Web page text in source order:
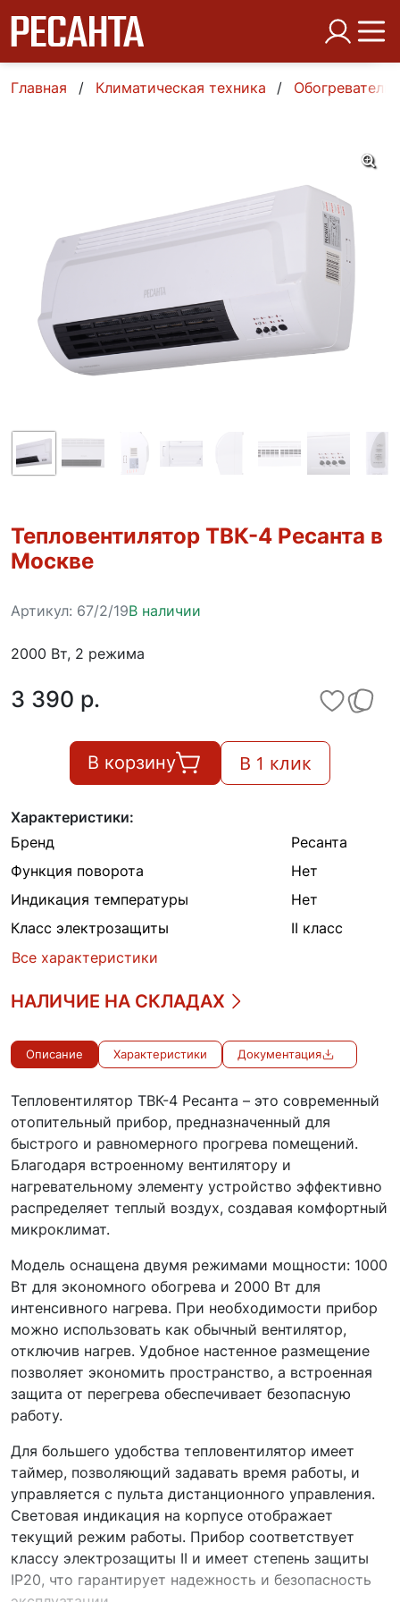
Главная Климатическая техника Обогреватели
Тепловентилятор ТВК-4 Ресанта в
Москве
Артикул: 67/2/19В наличии
2000 Вт, 2 режима
3 390 p.
В корзину В 1 клик
Характеристики:
Бренд
Ресанта
Функция поворота
Нет
Индикация температуры
Нет
Класс электрозащиты
II класс
Все характеристики
НАЛИЧИЕ НА СКЛАДАХ
Описание Характеристики Документация
Тепловентилятор ТВК-4 Ресанта – это современный
отопительный прибор, предназначенный для
быстрого и равномерного прогрева помещений.
Благодаря встроенному вентилятору и
нагревательному элементу устройство эффективно
распределяет теплый воздух, создавая комфортный
микроклимат.
Модель оснащена двумя режимами мощности: 1000
Вт для экономного обогрева и 2000 Вт для
интенсивного нагрева. При необходимости прибор
можно использовать как обычный вентилятор,
отключив нагрев. Удобное настенное размещение
позволяет экономить пространство, а встроенная
защита от перегрева обеспечивает безопасную
работу.
Для большего удобства тепловентилятор имеет
таймер, позволяющий задавать время работы, и
управляется с пульта дистанционного управления.
Световая индикация на корпусе отображает
текущий режим работы. Прибор соответствует
классу электрозащиты II и имеет степень защиты
IP20, что гарантирует надежность и безопасность